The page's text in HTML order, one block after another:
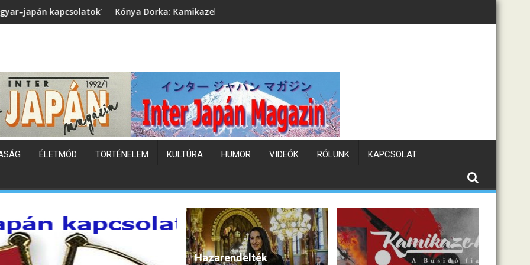
Kónya Dorka: Kamikazek - A Busidó fiai (könyvbemutató)
ÉLETMÓD TÖRTÉNELEM KULTÚRA HUMOR VIDEÓK RÓLUNK KAPCSOLAT
Hazarendelték